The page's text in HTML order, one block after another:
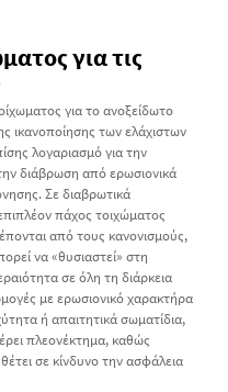
για τις
για το ανοξείδωτο
ικανοποίησης των ελάχιστων
λογαριασμό για την
διάβρωση από ερωσιονικά
Σε διαβρωτικά
πάχος τοιχώματος
από τους κανονισμούς,
να «θυσιαστεί» στη
σε όλη τη διάρκεια
με ερωσιονικό χαρακτήρα
ή απαιτητικά σωματίδια,
πλεονέκτημα, καθώς
σε κίνδυνο την ασφάλεια